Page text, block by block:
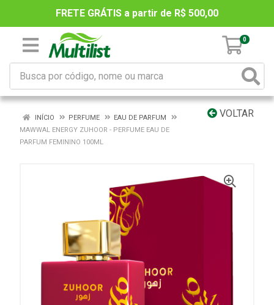
FRETE GRÁTIS a partir de R$ 500,00
0
VOLTAR
INÍCIO PERFUME
EAU DE PARFUM
MAWWAL ENERGY ZUHOOR - PERFUME EAU DE
PARFUM FEMININO 100ML